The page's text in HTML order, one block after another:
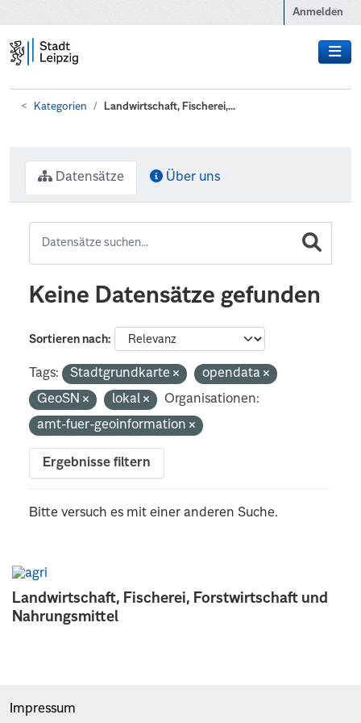
Anmelden
Kategorien Landwirtschaft, Fischerei,...
Landwirtschaft, Fischerei, Forstwirtschaft und
Nahrungsmittel
Datensätze Über uns
Keine Datensätze gefunden
Sortieren nach
Tags: Stadtgrundkarte
opendata
GeoSN
lokal
Organisationen:
amt-fuer-geoinformation
Ergebnisse filtern
Bitte versuch es mit einer anderen Suche.
Impressum